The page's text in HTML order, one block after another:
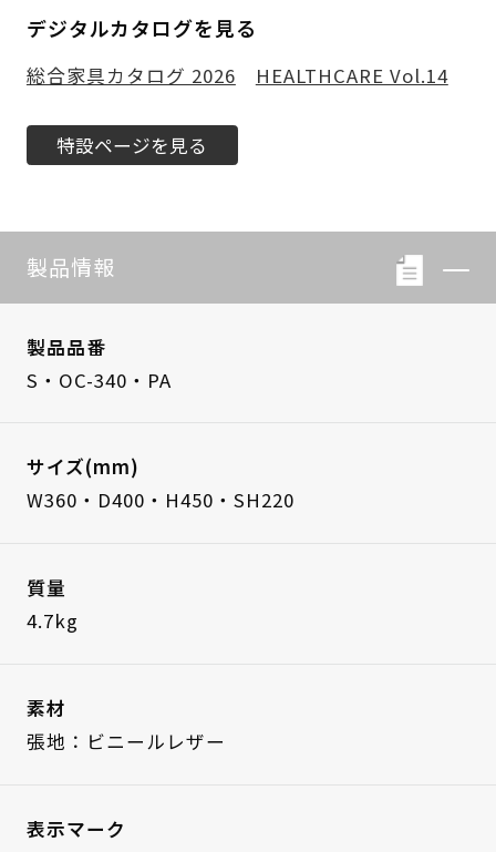
デジタルカタログを見る
総合家具カタログ 2026 HEALTHCARE Vol.14
特設ページを見る
製品情報
製品品番
S・OC-340・PA
サイズ(mm)
W360・D400・H450・SH220
質量
4.7kg
素材
張地：ビニールレザー
表示マーク